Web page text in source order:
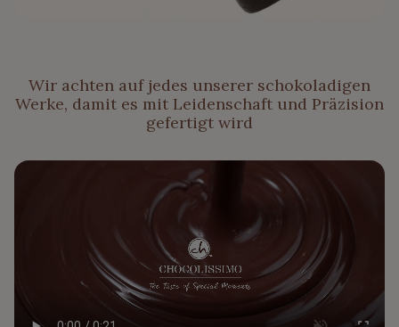
Wir achten auf jedes unserer schokoladigen
Werke, damit es mit Leidenschaft und Präzision
gefertigt wird